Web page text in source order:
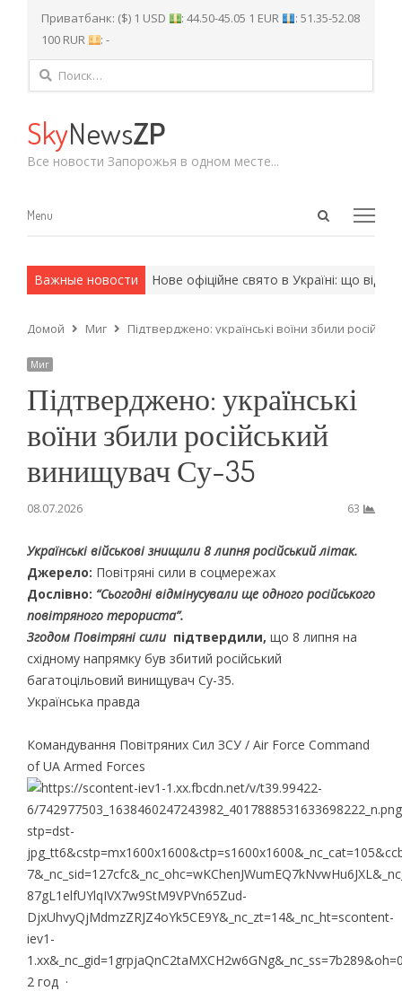
Приватбанк: ($) 1 USD : 44.50-45.05 1 EUR
: 51.35-52.08
100 RUR
: -
Найти:
SkyNewsZP
Все новости Запорожья в одном месте...
Open
Menu
Menu
Важные новости
армейские методы. Нове офіційне свято в Україні: що
Домой Миг Підтверджено: українські воїни збили
Миг
Підтверджено: українські
воїни збили російський
винищувач Су-35
08.07.2026 63
Українські військові знищили 8 липня російський літак.
Джерело: Повітряні сили в соцмережах
Дослівно: “Сьогодні відмінусували ще одного російського
повітряного терориста”.
Згодом Повітряні силипідтвердили, що 8 липня на
східному напрямку був збитий російський
багатоцільовий винищувач Cу-35.
Українська правда
Командування Повітряних Сил ЗСУ / Air Force Command
of UA Armed Forces
2 год ·